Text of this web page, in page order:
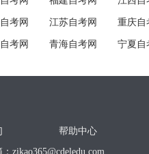
考网 江苏自考网 重庆自
考网 青海自考网 宁夏自
帮助中心
zikao365@cdeledu.com